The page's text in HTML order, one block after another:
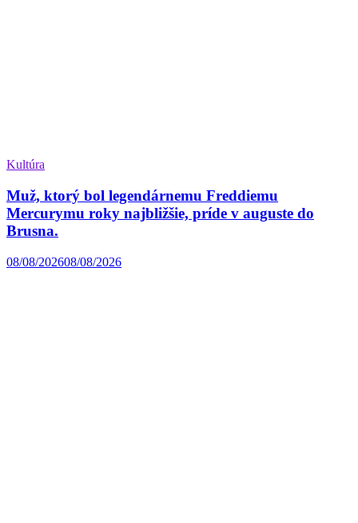
Kultúra
Muž, ktorý bol legendárnemu Freddiemu
Mercurymu roky najbližšie, príde v auguste do
Brusna.
08/08/202608/08/2026